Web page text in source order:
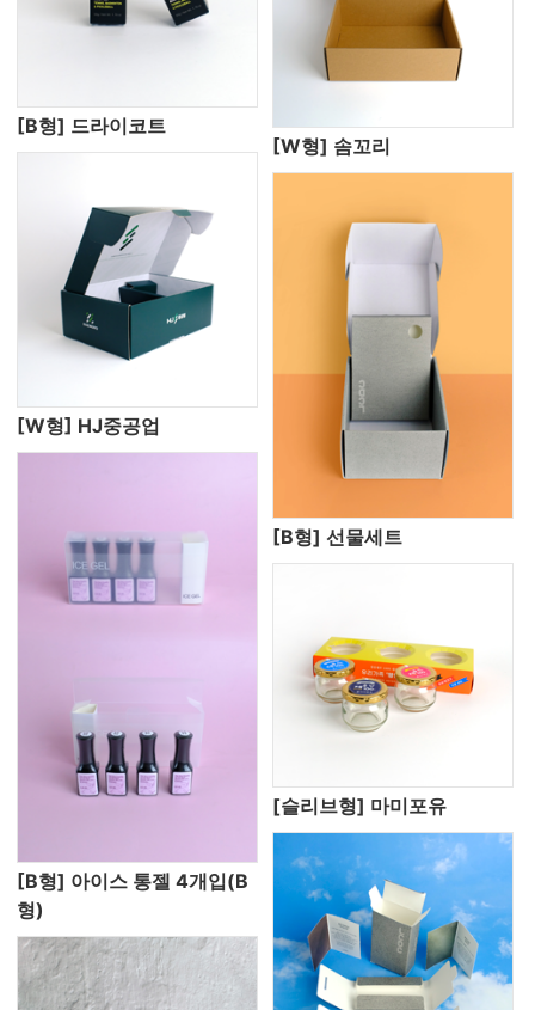
[B형] 드라이코트
[W형] 솜꼬리
[W형] HJ중공업
[B형] 선물세트
[B형] 아이스 통젤 4개입(B
형)
[슬리브형] 마미포유